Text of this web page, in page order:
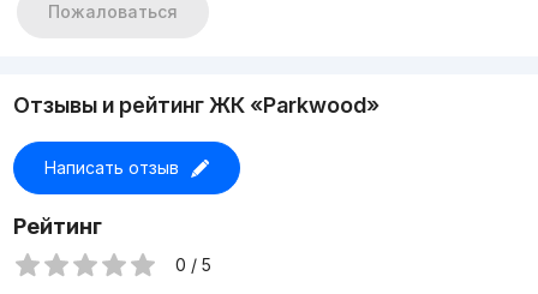
Пожаловаться
Отзывы и рейтинг ЖК «Parkwood»
Написать отзыв
Рейтинг
0 / 5